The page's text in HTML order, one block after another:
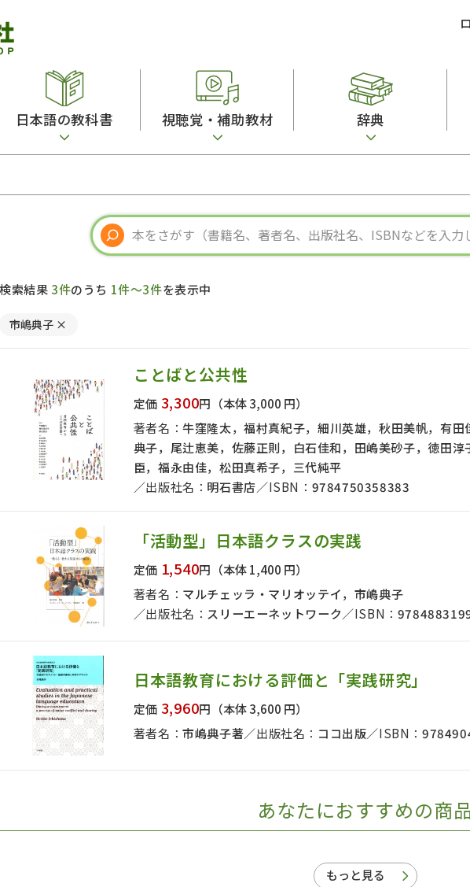
日本語の教科書
専門分野
子ども向け
文法
発音・聴解
作文
策
習関連副読本
日本事情
視聴覚・補助教材
ーム・絵教材
絵本・子ども向け補助 図表
辞典
スペイン語辞典
中国語辞典
典
ポルトガル語辞典
ロシア語辞典
法辞典
語彙・意味
文章・談話・表
表記
言語学
会・言語政策
検索結果 3件のうち 1件～3件を表示中
市嶋典子 ×
ことばと公共性
定価 3,300円 （本体 3,000 円）
著者名：牛窪隆太，福村真紀子，細川英雄，秋田美帆，有田
典子，尾辻恵美，佐藤正則，白石佳和，田嶋美砂子，徳田淳
臣，福永由佳，松田真希子，三代純平
出版社名： 明石書店 ISBN： 9784750358383
「活動型」日本語クラスの実践
定価 1,540円 （本体 1,400 円）
著者名： マルチェッラ・マリオッテイ，市嶋典子
出版社名： スリーエーネットワーク ISBN：
日本語教育における評価と「実践研究」
定価 3,960円 （本体 3,600 円）
著者名：市嶋典子著 出版社名： ココ出版 ISBN：
あなたにおすすめの商品
もっと見る